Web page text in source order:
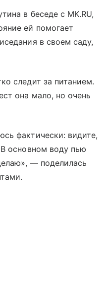
в беседе с MK.RU,
ей помогает
в своем саду,
следит за питанием.
она мало, но очень
фактически: видите,
основном воду пью
— поделилась